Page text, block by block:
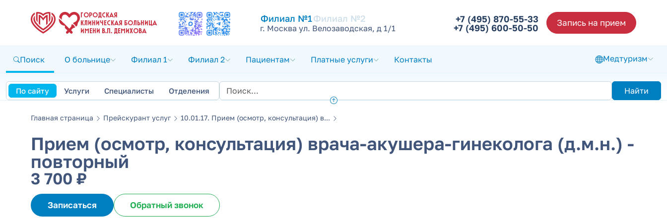
ГОРОДСКАЯ
КЛИНИЧЕСКАЯ БОЛЬНИЦА
ИМЕНИ В.П. ДЕМИХОВА
Филиал №1Филиал №2
г. Москва ул. Велозаводская, д 1/1
+7 (495) 870-55-33
+7 (495) 600-50-50
Запись на прием
Поиск О больнице Филиал 1 Филиал 2 Пациентам Платные услуги Контакты Медтуризм
По сайту Услуги Специалисты Отделения Найти
Главная страница Прейскурант услуг 10.01.17. Прием (осмотр, консультация) в...
Прием (осмотр, консультация) врача-акушера-гинеколога (д.м.н.) -
повторный
3 700 ₽
Записаться Обратный звонок